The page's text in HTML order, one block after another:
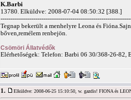
K.Barbi
13780. Elküldve: 2008-07-04 08:50:32 [388.]
Tegnap bekerült a menhelyre Leona és
bőven,remélem renbejön.
Csömöri Állatvédők
Elérhetőségek: Telefon: Barbi 06 30/368-26-82,
1. Elküldve: 2008-06-25 15:10:50, w. gazdis! FIONA és